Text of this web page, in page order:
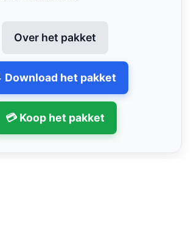
Over het pakket
Download het pakket
💳 Koop het pakket